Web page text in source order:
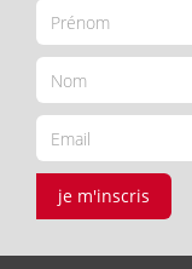
je m'inscris